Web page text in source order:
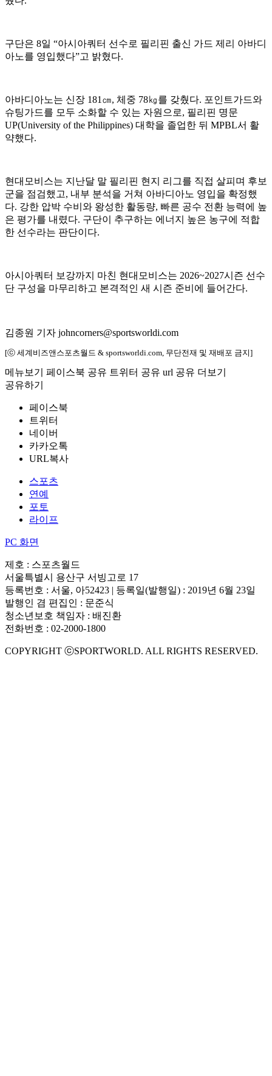
구단은 8일 “아시아쿼터 선수로 필리핀 출신 가드 제리 아바디
아노를 영입했다”고 밝혔다.
아바디아노는 신장 181㎝, 체중 78㎏를 갖췄다. 포인트가드와
슈팅가드를 모두 소화할 수 있는 자원으로, 필리핀 명문
UP(University of the Philippines) 대학을 졸업한 뒤 MPBL서 활
약했다.
현대모비스는 지난달 말 필리핀 현지 리그를 직접 살피며 후보
군을 점검했고, 내부 분석을 거쳐 아바디아노 영입을 확정했
다. 강한 압박 수비와 왕성한 활동량, 빠른 공수 전환 능력에 높
은 평가를 내렸다. 구단이 추구하는 에너지 높은 농구에 적합
한 선수라는 판단이다.
아시아쿼터 보강까지 마친 현대모비스는 2026~2027시즌 선수
단 구성을 마무리하고 본격적인 새 시즌 준비에 들어간다.
김종원 기자 johncorners@sportsworldi.com
[ⓒ 세계비즈앤스포츠월드 & sportsworldi.com, 무단전재 및 재배포 금지]
메뉴보기 페이스북 공유 트위터 공유 url 공유 더보기
공유하기
페이스북
트위터
네이버
카카오톡
URL복사
스포츠
연예
포토
라이프
PC 화면
제호 : 스포츠월드
서울특별시 용산구 서빙고로 17
등록번호 : 서울, 아52423 | 등록일(발행일) : 2019년 6월 23일
발행인 겸 편집인 : 문준식
청소년보호 책임자 : 배진환
전화번호 : 02-2000-1800
COPYRIGHT ⓒSPORTWORLD. ALL RIGHTS RESERVED.